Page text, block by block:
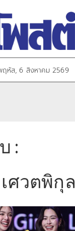
ฤหัส, 6 สิงหาคม 2569
:
ศวตพิกุล